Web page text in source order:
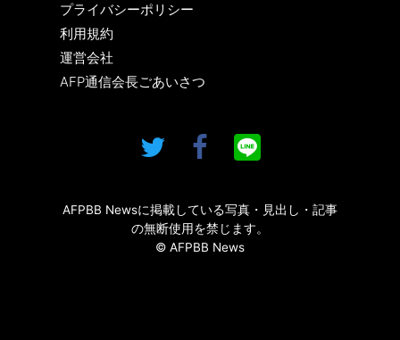
プライバシーポリシー
利用規約
運営会社
AFP通信会長ごあいさつ
AFPBB Newsに掲載している写真・見出し・記事
の無断使用を禁じます。
© AFPBB News